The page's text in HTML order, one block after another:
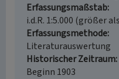
Erfassungsmaßstab
i.d.R. 1:5.000 (größer
Erfassungsmethode
Literaturauswertung
Historischer Zeitraum
Beginn 1903